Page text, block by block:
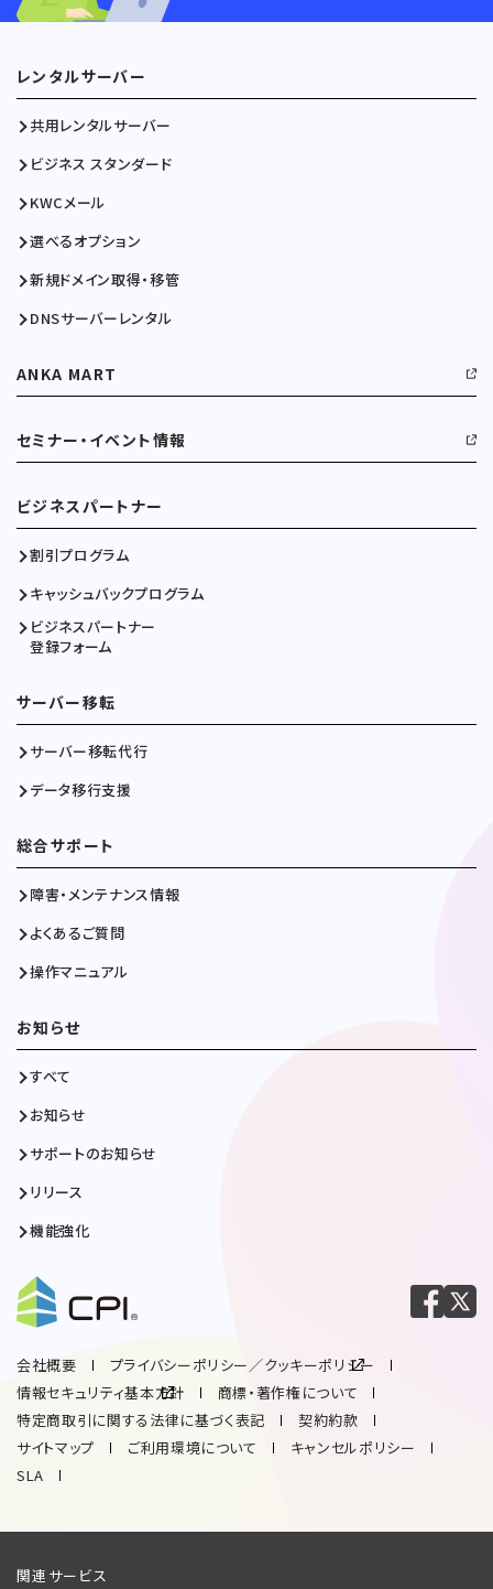
レンタルサーバー
共用レンタルサーバー
ビジネス スタンダード
KWCメール
選べるオプション
新規ドメイン取得・移管
DNSサーバーレンタル
ANKA MART
セミナー・イベント情報
ビジネスパートナー
割引プログラム
キャッシュバックプログラム
ビジネスパートナー
登録フォーム
サーバー移転
サーバー移転代行
データ移行支援
総合サポート
障害・メンテナンス情報
よくあるご質問
操作マニュアル
お知らせ
すべて
お知らせ
サポートのお知らせ
リリース
機能強化
会社概要
プライバシーポリシー／クッキーポリシー
情報セキュリティ基本方針
商標・著作権について
特定商取引に関する法律に基づく表記
契約約款
サイトマップ
ご利用環境について
キャンセルポリシー
SLA
関連サービス